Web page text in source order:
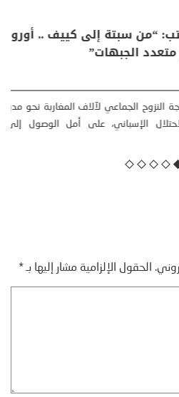
التغيرات المناخية: اكثر
اجتماعي وحضاري (
مع التغييرات المناخية ” المتطرفة”،
حين أطردنا ...
الحقول الإلزامية مشار إليها بـ*